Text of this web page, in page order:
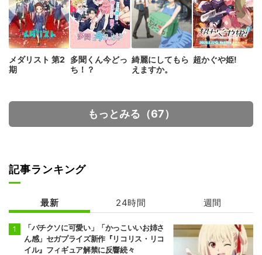
メダリスト 第2
期
多聞くん今どっ
ち！？
綺麗にしてもら
えますか。
超かぐや姫!
もっとみる（67）
記事ランキング
最新 24時間 週間
「バチクソに可愛い」「かっこいいお姉さ
ん感」セガプライズ新作『リコリス・リコ
イル』フィギュア解禁に反響続々